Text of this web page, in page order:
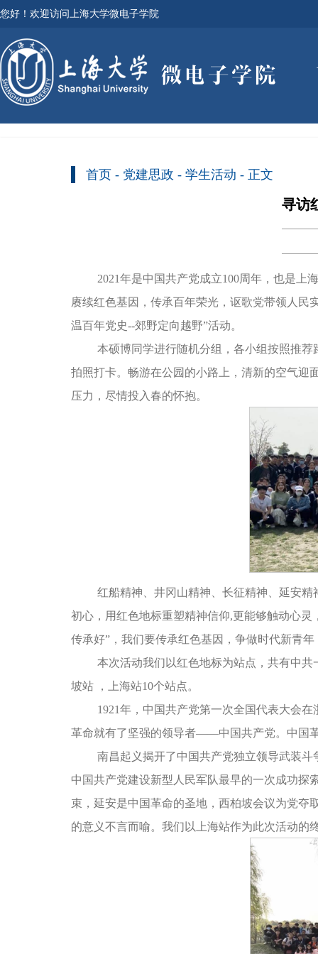
您好！欢迎访问上海大学微电子学院
首页 - 党建思政 - 学生活动 - 正文
寻访
2021年是中国共产党成立100周年，也是上
赓续红色基因，传承百年荣光，讴歌党带领人民
温百年党史--郊野定向越野”活动。
本硕博同学进行随机分组，各小组按照推
拍照打卡。畅游在公园的小路上，清新的空气迎
压力，尽情投入春的怀抱。
红船精神、井冈山精神、长征精神、延安
初心，用红色地标重塑精神信仰,更能够触动心
传承好”，我们要传承红色基因，争做时代新青
本次活动我们以红色地标为站点，共有中
坡站 ，上海站10个站点。
1921年，中国共产党第一次全国代表大会
革命就有了坚强的领导者——中国共产党。中国
南昌起义揭开了中国共产党独立领导武装
中国共产党建设新型人民军队最早的一次成功探
束，延安是中国革命的圣地，西柏坡会议为党夺
的意义不言而喻。我们以上海站作为此次活动的